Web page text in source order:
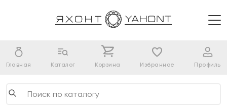
Главная Каталог Корзина Избранное Профиль